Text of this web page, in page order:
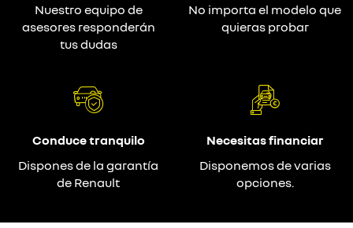
Nuestro equipo de
asesores responderán
tus dudas
No importa el modelo que
quieras probar
Conduce tranquilo
Dispones de la garantía
de Renault
Necesitas financiar
Disponemos de varias
opciones.